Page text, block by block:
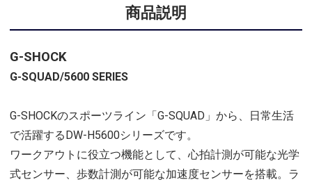
商品説明
G-SHOCK
G-SQUAD/5600 SERIES
G-SHOCKのスポーツライン「G-SQUAD」から、日常生活
で活躍するDW-H5600シリーズです。
ワークアウトに役立つ機能として、心拍計測が可能な光学
式センサー、歩数計測が可能な加速度センサーを搭載。ラ